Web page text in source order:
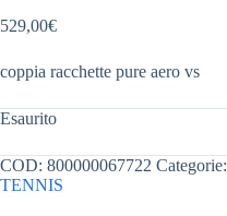
529,00€
coppia racchette pure aero vs
Esaurito
COD: 800000067722 Categorie:
TENNIS